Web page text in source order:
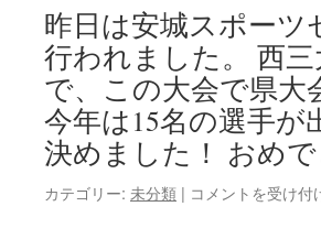
昨日は安城スポーツ
行われました。 西
で、この大会で県大
今年は15名の選手が
決めました！ おめ
カテゴリー: 未分類 | 西
コメントを受け付